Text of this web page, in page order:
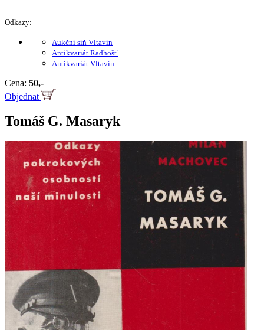
Odkazy:
Aukční síň Vltavín
Antikvariát Radhošť
Antikvariát Vltavín
Cena: 50,-
Objednat
Tomáš G. Masaryk